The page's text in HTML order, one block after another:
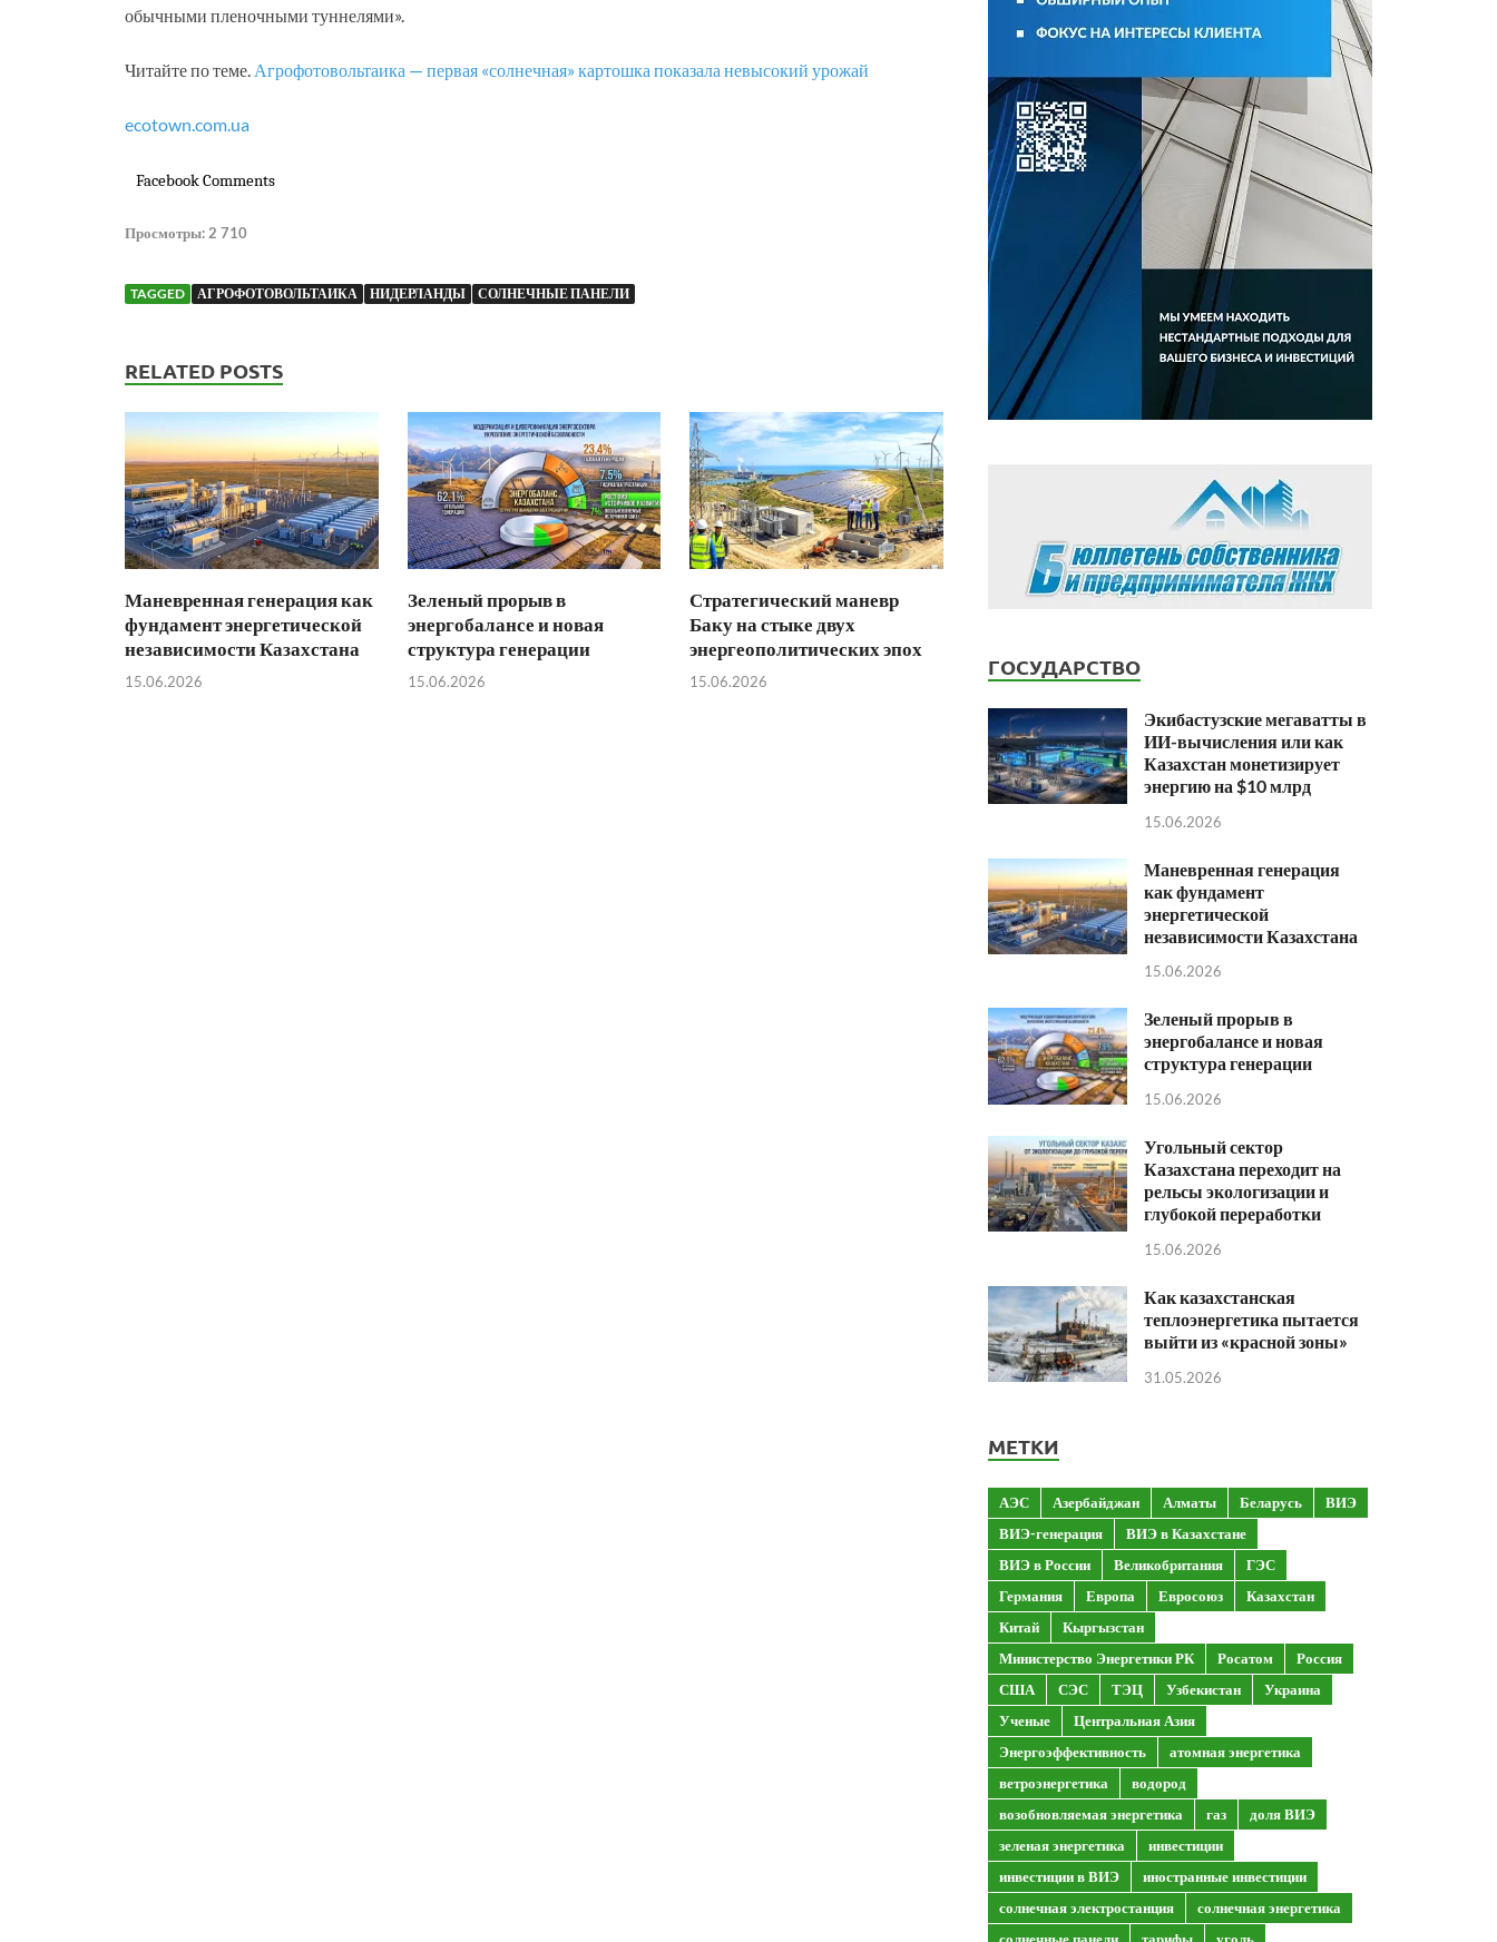
обычными пленочными туннелями».
Читайте по теме. Агрофотовольтаика — первая «солнечная» картошка показала невысокий урожай
ecotown.com.ua
Facebook Comments
Просмотры: 2 710
TAGGED АГРОФОТОВОЛЬТАИКА НИДЕРЛАНДЫ СОЛНЕЧНЫЕ ПАНЕЛИ
RELATED POSTS
Маневренная генерация как
фундамент энергетической
независимости Казахстана
15.06.2026
Зеленый прорыв в
энергобалансе и новая
структура генерации
15.06.2026
Стратегический маневр
Баку на стыке двух
энергеополитических эпох
15.06.2026
ГОСУДАРСТВО
Экибастузские мегаватты в
ИИ-вычисления или как
Казахстан монетизирует
энергию на $10 млрд
15.06.2026
Маневренная генерация
как фундамент
энергетической
независимости Казахстана
15.06.2026
Зеленый прорыв в
энергобалансе и новая
структура генерации
15.06.2026
Угольный сектор
Казахстана переходит на
рельсы экологизации и
глубокой переработки
15.06.2026
Как казахстанская
теплоэнергетика пытается
выйти из «красной зоны»
31.05.2026
МЕТКИ
АЭС Азербайджан Алматы Беларусь
ВИЭ
ВИЭ-генерация
ВИЭ в Казахстане
ВИЭ в России
Великобритания
ГЭС
Германия
Европа Евросоюз
Казахстан
Китай
Кыргызстан
Министерство Энергетики РК
Росатом
Россия
США
СЭС ТЭЦ Узбекистан
Украина
Ученые
Центральная Азия
Энергоэффективность
атомная энергетика
ветроэнергетика
водород
возобновляемая энергетика
газ
доля ВИЭ
зеленая энергетика
инвестиции
инвестиции в ВИЭ
иностранные инвестиции
солнечная электростанция
солнечная энергетика
солнечные панели
тарифы уголь